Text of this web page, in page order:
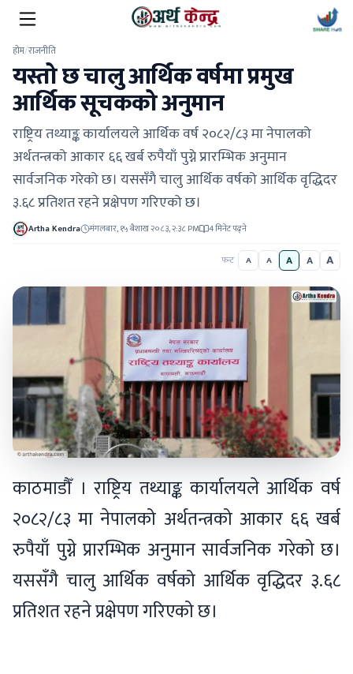
होम/राजनीति
यस्तो छ चालु आर्थिक वर्षमा प्रमुख
आर्थिक सूचकको अनुमान
राष्ट्रिय तथ्याङ्क कार्यालयले आर्थिक वर्ष २०८२/८३ मा नेपालको
अर्थतन्त्रको आकार ६६ खर्ब रुपैयाँ पुग्ने प्रारम्भिक अनुमान
सार्वजनिक गरेको छ। यससँगै चालु आर्थिक वर्षको आर्थिक वृद्धिदर
३.६८ प्रतिशत रहने प्रक्षेपण गरिएको छ।
Artha Kendra मंगलबार, १५ बैशाख २०८३, २:३८ PM 4 मिनेट पढ्ने
फन्ट A A A A A
काठमाडौँ । राष्ट्रिय तथ्याङ्क कार्यालयले आर्थिक वर्ष
२०८२/८३ मा नेपालको अर्थतन्त्रको आकार ६६ खर्ब
रुपैयाँ पुग्ने प्रारम्भिक अनुमान सार्वजनिक गरेको छ।
यससँगै चालु आर्थिक वर्षको आर्थिक वृद्धिदर ३.६८
प्रतिशत रहने प्रक्षेपण गरिएको छ।